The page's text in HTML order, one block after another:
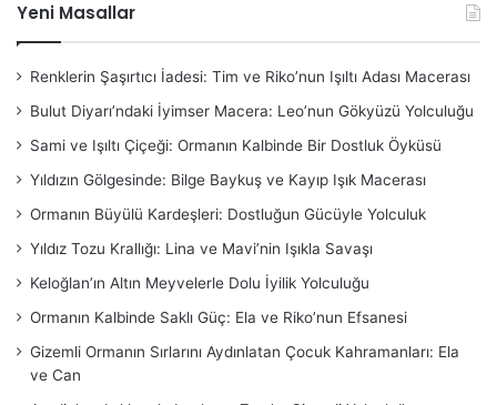
Yeni Masallar
Renklerin Şaşırtıcı İadesi: Tim ve Riko’nun Işıltı Adası Macerası
Bulut Diyarı’ndaki İyimser Macera: Leo’nun Gökyüzü Yolculuğu
Sami ve Işıltı Çiçeği: Ormanın Kalbinde Bir Dostluk Öyküsü
Yıldızın Gölgesinde: Bilge Baykuş ve Kayıp Işık Macerası
Ormanın Büyülü Kardeşleri: Dostluğun Gücüyle Yolculuk
Yıldız Tozu Krallığı: Lina ve Mavi’nin Işıkla Savaşı
Keloğlan’ın Altın Meyvelerle Dolu İyilik Yolculuğu
Ormanın Kalbinde Saklı Güç: Ela ve Riko’nun Efsanesi
Gizemli Ormanın Sırlarını Aydınlatan Çocuk Kahramanları: Ela
ve Can